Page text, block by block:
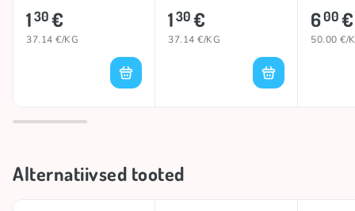
130€
37.14 €/KG
130€
37.14 €/KG
600€
50.00 €/
Alternatiivsed tooted